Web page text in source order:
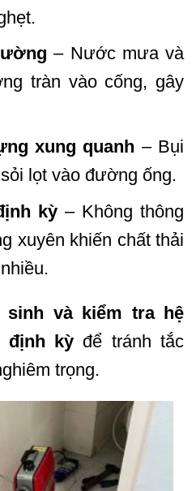
– Nước mưa và
tràn vào cống, gây
xung quanh – Bụi
lọt vào đường ống.
kỳ– Không thông
xuyên khiến chất thải
sinh và kiểm tra hệ
định kỳ để tránh tắc
trọng.